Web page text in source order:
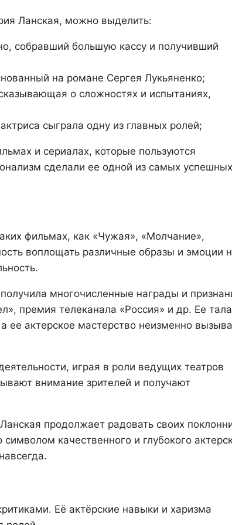
Ланская, можно выделить:
собравший большую кассу и получивший
на романе Сергея Лукьяненко;
о сложностях и испытаниях,
сыграла одну из главных ролей;
и сериалах, которые пользуются
сделали ее одной из самых успешных
фильмах, как «Чужая», «Молчание»,
воплощать различные образы и эмоции
многочисленные награды и
премия телеканала «Россия» и др. Ее
ее актерское мастерство неизменно
играя в роли ведущих театров
внимание зрителей и получают
продолжает радовать своих
качественного и глубокого
Её актёрские навыки и харизма